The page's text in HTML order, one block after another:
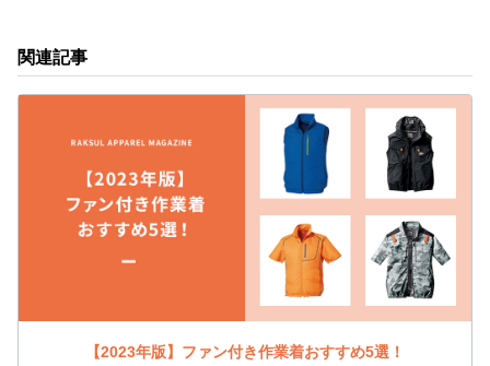
関連記事
【2023年版】ファン付き作業着おすすめ5選！